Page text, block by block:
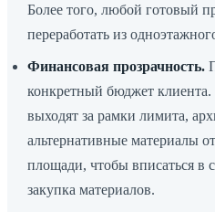
Более того, любой готовый
переработать из
Финансовая прозрачность.
конкретный бюджет
выходят за рамки лимита,
альтернативные материалы
площади, чтобы вписаться в
закупка материалов.